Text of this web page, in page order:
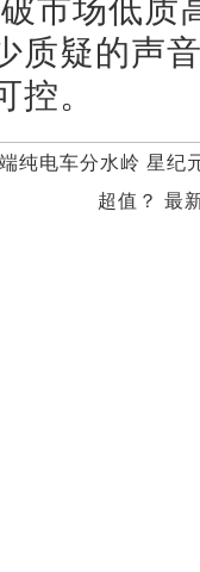
市场低质
质疑的声
控。